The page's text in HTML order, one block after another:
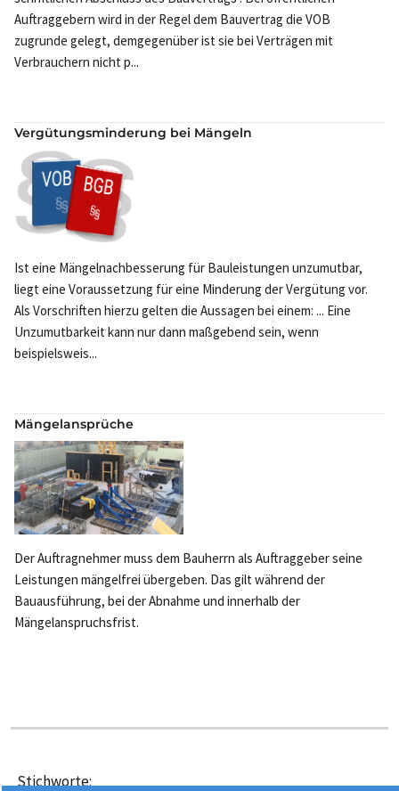
Auftraggebern wird in der Regel dem Bauvertrag die VOB
zugrunde gelegt, demgegenüber ist sie bei Verträgen mit
Verbrauchern nicht p...
Vergütungsminderung bei Mängeln
Ist eine Mängelnachbesserung für Bauleistungen unzumutbar,
liegt eine Voraussetzung für eine Minderung der Vergütung vor.
Als Vorschriften hierzu gelten die Aussagen bei einem: ... Eine
Unzumutbarkeit kann nur dann maßgebend sein, wenn
beispielsweis...
Mängelansprüche
Der Auftragnehmer muss dem Bauherrn als Auftraggeber seine
Leistungen mängelfrei übergeben. Das gilt während der
Bauausführung, bei der Abnahme und innerhalb der
Mängelanspruchsfrist.
Stichworte: